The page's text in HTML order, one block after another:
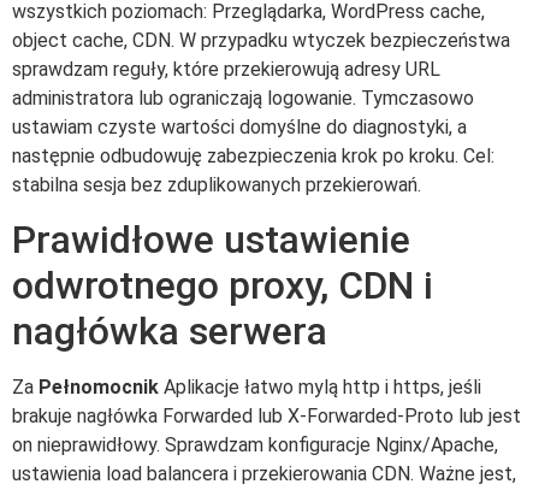
wszystkich poziomach: Przeglądarka, WordPress cache,
object cache, CDN. W przypadku wtyczek bezpieczeństwa
sprawdzam reguły, które przekierowują adresy URL
administratora lub ograniczają logowanie. Tymczasowo
ustawiam czyste wartości domyślne do diagnostyki, a
następnie odbudowuję zabezpieczenia krok po kroku. Cel:
stabilna sesja bez zduplikowanych przekierowań.
Prawidłowe ustawienie
odwrotnego proxy, CDN i
nagłówka serwera
Za Pełnomocnik Aplikacje łatwo mylą http i https, jeśli
brakuje nagłówka Forwarded lub X-Forwarded-Proto lub jest
on nieprawidłowy. Sprawdzam konfiguracje Nginx/Apache,
ustawienia load balancera i przekierowania CDN. Ważne jest,